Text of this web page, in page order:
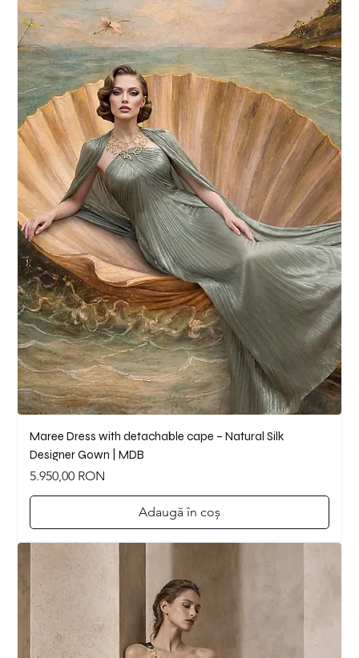
Maree Dress with detachable cape – Natural Silk
Designer Gown | MDB
Preț
5.950,00 RON
Adaugă în coș